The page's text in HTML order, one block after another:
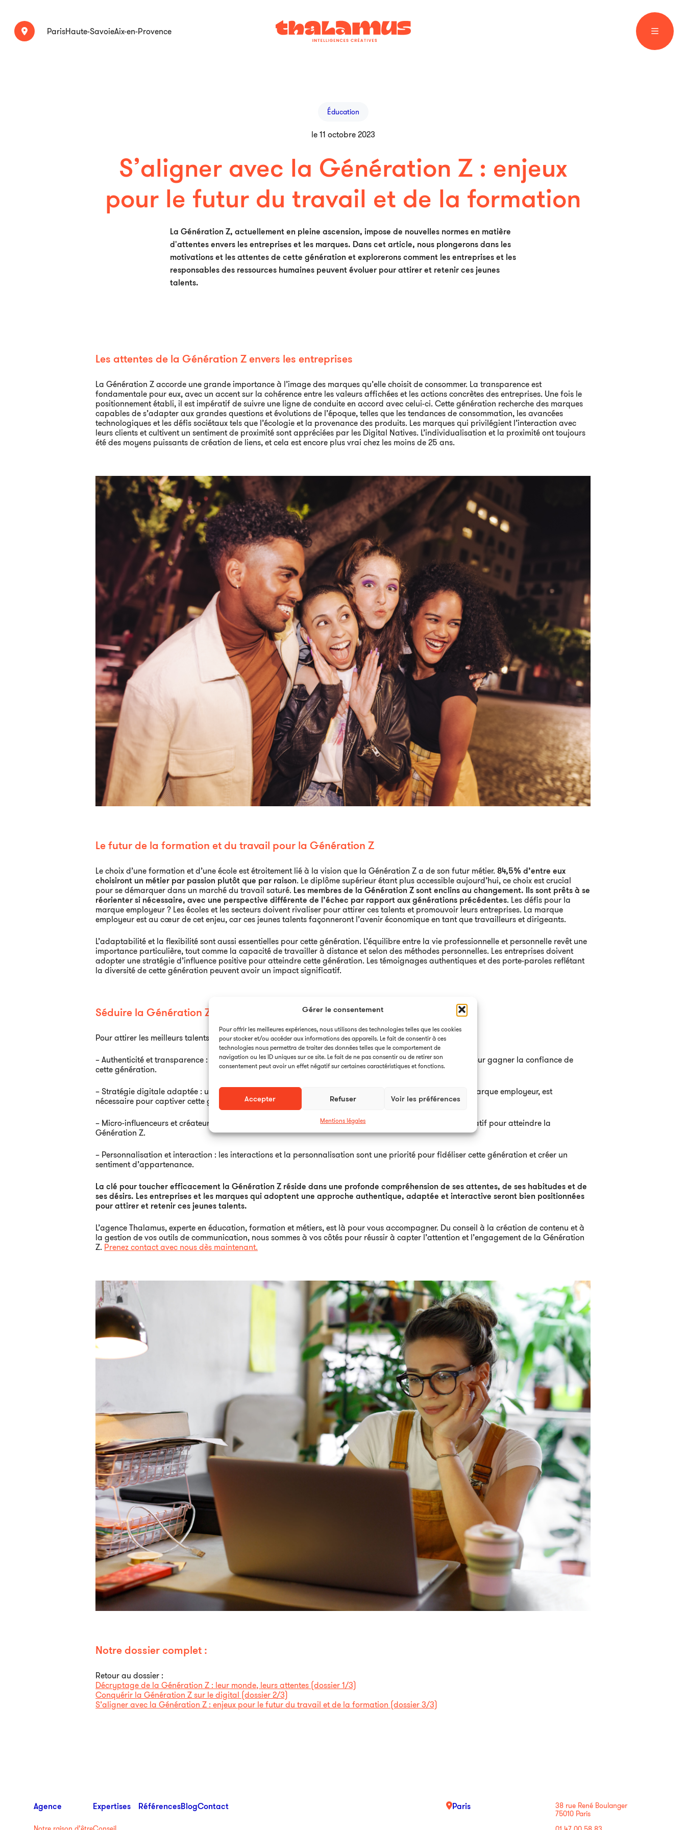
Gérer le consentement
Pour offrir les meilleures expériences, nous utilisons des technologies telles que les cookies
pour stocker et/ou accéder aux informations des appareils. Le fait de consentir à ces
technologies nous permettra de traiter des données telles que le comportement de
navigation ou les ID uniques sur ce site. Le fait de ne pas consentir ou de retirer son
consentement peut avoir un effet négatif sur certaines caractéristiques et fonctions.
Accepter Refuser Voir les préférences
Mentions légales
ParisHaute-SavoieAix-en-Provence
Éducation
le 11 octobre 2023
S’aligner avec la Génération Z : enjeux
pour le futur du travail et de la formation
La Génération Z, actuellement en pleine ascension, impose de nouvelles normes en matière
d'attentes envers les entreprises et les marques. Dans cet article, nous plongerons dans les
motivations et les attentes de cette génération et explorerons comment les entreprises et les
responsables des ressources humaines peuvent évoluer pour attirer et retenir ces jeunes
talents.
Les attentes de la Génération Z envers les entreprises
La Génération Z accorde une grande importance à l’image des marques qu’elle choisit de consommer. La transparence est
fondamentale pour eux, avec un accent sur la cohérence entre les valeurs affichées et les actions concrètes des entreprises. Une fois le
positionnement établi, il est impératif de suivre une ligne de conduite en accord avec celui-ci. Cette génération recherche des marques
capables de s’adapter aux grandes questions et évolutions de l’époque, telles que les tendances de consommation, les avancées
technologiques et les défis sociétaux tels que l’écologie et la provenance des produits. Les marques qui privilégient l’interaction avec
leurs clients et cultivent un sentiment de proximité sont appréciées par les Digital Natives. L’individualisation et la proximité ont toujours
été des moyens puissants de création de liens, et cela est encore plus vrai chez les moins de 25 ans.
Le futur de la formation et du travail pour la Génération Z
Le choix d’une formation et d’une école est étroitement lié à la vision que la Génération Z a de son futur métier. 84,5% d’entre eux
choisiront un métier par passion plutôt que par raison. Le diplôme supérieur étant plus accessible aujourd’hui, ce choix est crucial
pour se démarquer dans un marché du travail saturé. Les membres de la Génération Z sont enclins au changement. Ils sont prêts à se
réorienter si nécessaire, avec une perspective différente de l’échec par rapport aux générations précédentes. Les défis pour la
marque employeur ? Les écoles et les secteurs doivent rivaliser pour attirer ces talents et promouvoir leurs entreprises. La marque
employeur est au cœur de cet enjeu, car ces jeunes talents façonneront l’avenir économique en tant que travailleurs et dirigeants.
L’adaptabilité et la flexibilité sont aussi essentielles pour cette génération. L’équilibre entre la vie professionnelle et personnelle revêt une
importance particulière, tout comme la capacité de travailler à distance et selon des méthodes personnelles. Les entreprises doivent
adopter une stratégie d’influence positive pour atteindre cette génération. Les témoignages authentiques et des porte-paroles reflétant
la diversité de cette génération peuvent avoir un impact significatif.
Séduire la Génération Z pour attirer les talents
Pour attirer les meilleurs talents de la Génération Z, certaines approches nous semblent essentielles :
– Authenticité et transparence : les entreprises doivent adopter un discours authentique et transparent pour gagner la confiance de
cette génération.
– Stratégie digitale adaptée : une stratégie digitale dédiée, allant des réseaux sociaux aux discours de marque employeur, est
nécessaire pour captiver cette génération ultra-connectée.
– Micro-influenceurs et créateurs : les micro-influenceurs et les créateurs peuvent avoir un impact significatif pour atteindre la
Génération Z.
– Personnalisation et interaction : les interactions et la personnalisation sont une priorité pour fidéliser cette génération et créer un
sentiment d’appartenance.
La clé pour toucher efficacement la Génération Z réside dans une profonde compréhension de ses attentes, de ses habitudes et de
ses désirs. Les entreprises et les marques qui adoptent une approche authentique, adaptée et interactive seront bien positionnées
pour attirer et retenir ces jeunes talents.
L’agence Thalamus, experte en éducation, formation et métiers, est là pour vous accompagner. Du conseil à la création de contenu et à
la gestion de vos outils de communication, nous sommes à vos côtés pour réussir à capter l’attention et l’engagement de la Génération
Z. Prenez contact avec nous dès maintenant.
Notre dossier complet :
Retour au dossier :
Décryptage de la Génération Z : leur monde, leurs attentes (dossier 1/3)
Conquérir la Génération Z sur le digital (dossier 2/3)
S’aligner avec la Génération Z : enjeux pour le futur du travail et de la formation (dossier 3/3)
Agence Expertises RéférencesBlogContact Paris
38 rue René Boulanger
75010 Paris